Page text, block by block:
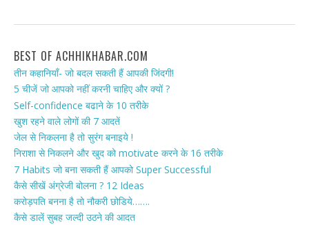
BEST OF ACHHIKHABAR.COM
तीन कहानियाँ- जो बदल सकती हैं आपकी जिंदगी!
5 चीजें जो आपको नहीं करनी चाहिए और क्यों ?
Self-confidence बढाने के 10 तरीके
खुश रहने वाले लोगों की 7 आदतें
जेल से निकलना है तो सुरंग बनाइये !
निराशा से निकलने और खुद को motivate करने के 16 तरीके
7 Habits जो बना सकती हैं आपको Super Successful
कैसे सीखें अंग्रेजी बोलना ? 12 Ideas
करोड़पति बनना है तो नौकरी छोडिये…….
कैसे डालें सुबह जल्दी उठने की आदत